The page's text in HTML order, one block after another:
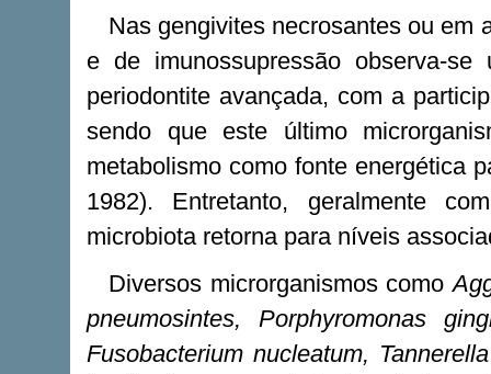
Nas gengivites necrosantes ou em
e de imunossupressão observa-
periodontite avançada, com a
sendo que este último
metabolismo como fonte energética
1982). Entretanto, geralmente
microbiota retorna para níveis
Diversos microrganismos como
pneumosintes, Porphyromonas
Fusobacterium nucleatum,